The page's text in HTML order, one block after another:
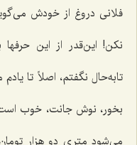
فلانى دروغ از خودش
نکن! این‌قدر از این
تابه‌حال نگفتم، اصلاً تا
بخور، نوش جانت، خوب
مى‌شود مترى دو هزار